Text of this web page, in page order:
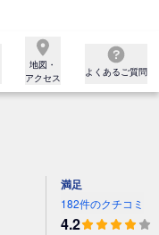
地図・
アクセス
よくあるご質問
満足
182件のクチコミ
4.2